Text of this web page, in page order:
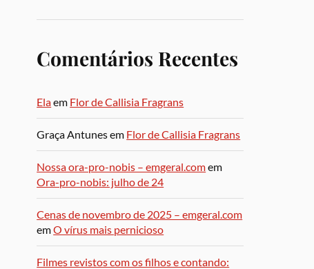
Comentários Recentes
Elaem Flor de Callisia Fragrans
Graça Antunesem Flor de Callisia Fragrans
Nossa ora-pro-nobis – emgeral.comem
Ora-pro-nobis: julho de 24
Cenas de novembro de 2025 – emgeral.com
emO vírus mais pernicioso
Filmes revistos com os filhos e contando: